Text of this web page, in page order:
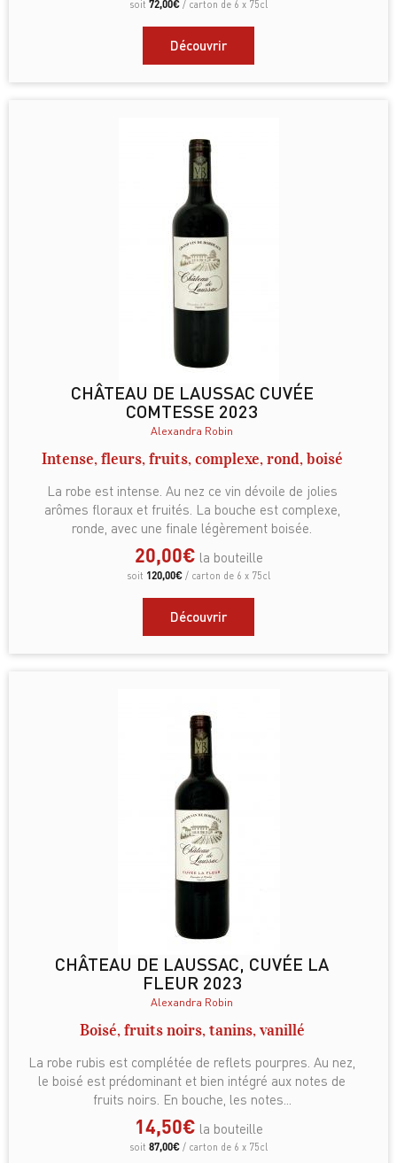
soit 72,00€ / carton de 6 x 75cl
Découvrir
CHÂTEAU DE LAUSSAC CUVÉE
COMTESSE 2023
Alexandra Robin
Intense, fleurs, fruits, complexe, rond, boisé
La robe est intense. Au nez ce vin dévoile de jolies
arômes floraux et fruités. La bouche est complexe,
ronde, avec une finale légèrement boisée.
20,00€ la bouteille
soit 120,00€ / carton de 6 x 75cl
Découvrir
CHÂTEAU DE LAUSSAC, CUVÉE LA
FLEUR 2023
Alexandra Robin
Boisé, fruits noirs, tanins, vanillé
La robe rubis est complétée de reflets pourpres. Au nez,
le boisé est prédominant et bien intégré aux notes de
fruits noirs. En bouche, les notes...
14,50€ la bouteille
soit 87,00€ / carton de 6 x 75cl